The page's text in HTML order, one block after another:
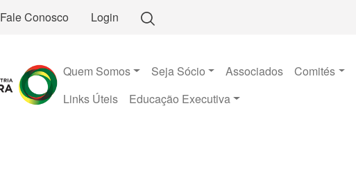
Fale Conosco Login
Quem Somos Seja Sócio Associados Comités
Links Úteis
Educação Executiva